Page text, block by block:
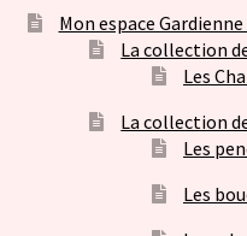
Mon espace
La collection
Les
La collection
Les
Les